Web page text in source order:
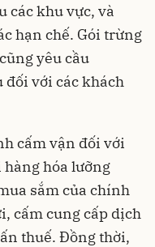
các khu vực, và
hạn chế. Gói trừng
yêu cầu
với các khách
cấm vận đối với
hóa lưỡng
sắm của chính
cấm cung cấp dịch
thuế. Đồng thời,